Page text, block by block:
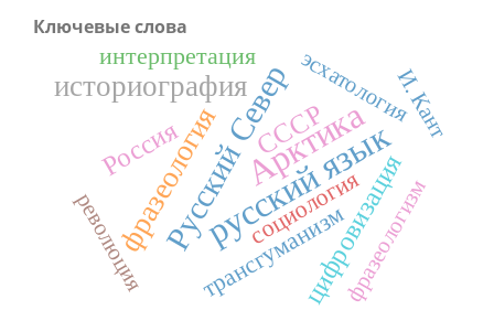
Ключевые слова
русский язык
Арктика
Русский Север
фразеология
историография
Россия СССР
цифровизация
социология
трансгуманизм
интерпретация эсхатология
революция фразеологизм
И. Кант